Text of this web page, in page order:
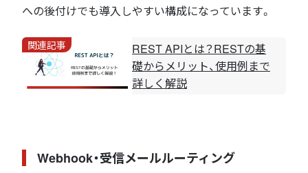
への後付けでも導入しやすい構成になっています。
関連記事
REST APIとは？RESTの基
礎からメリット、使用例まで
詳しく解説
Webhook・受信メールルーティング